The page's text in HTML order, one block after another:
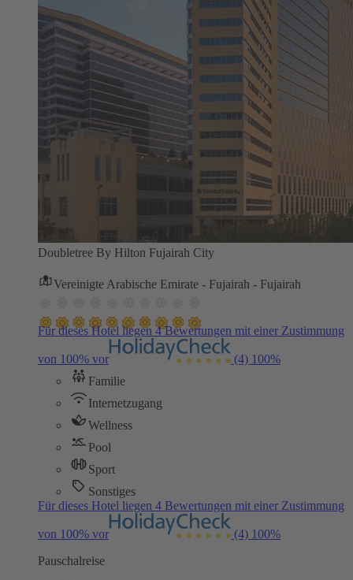
Doubletree By Hilton Fujairah City
Vereinigte Arabische Emirate - Fujairah - Fujairah
Für dieses Hotel liegen 4 Bewertungen mit einer Zustimmung
von 100% vor (4) 100%
Familie
Internetzugang
Wellness
Pool
Sport
Sonstiges
Für dieses Hotel liegen 4 Bewertungen mit einer Zustimmung
von 100% vor (4) 100%
Pauschalreise